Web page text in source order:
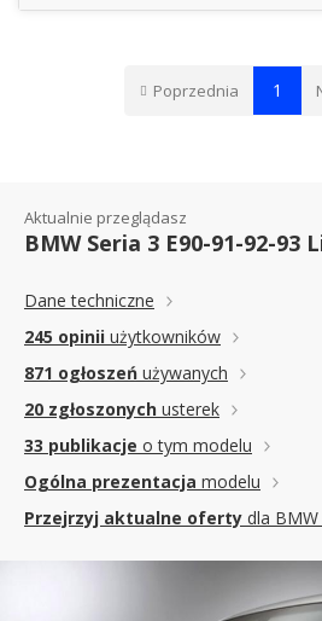
Poprzednia 1
Aktualnie przeglądasz
BMW Seria 3 E90-91-92-93
Dane techniczne
245 opinii użytkowników
871 ogłoszeń używanych
20 zgłoszonych usterek
33 publikacje o tym modelu
Ogólna prezentacja modelu
Przejrzyj aktualne oferty dla BMW